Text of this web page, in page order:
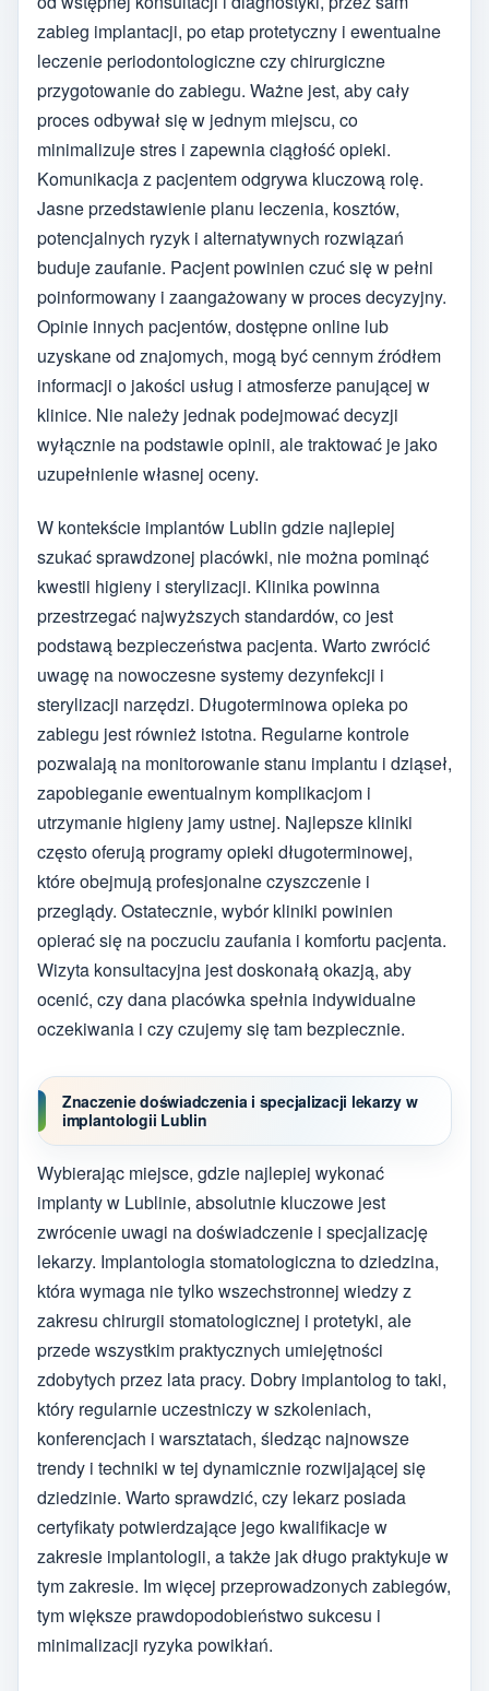
zabieg implantacji, po etap protetyczny i ewentualne
leczenie periodontologiczne czy chirurgiczne
przygotowanie do zabiegu. Ważne jest, aby cały
proces odbywał się w jednym miejscu, co
minimalizuje stres i zapewnia ciągłość opieki.
Komunikacja z pacjentem odgrywa kluczową rolę.
Jasne przedstawienie planu leczenia, kosztów,
potencjalnych ryzyk i alternatywnych rozwiązań
buduje zaufanie. Pacjent powinien czuć się w pełni
poinformowany i zaangażowany w proces decyzyjny.
Opinie innych pacjentów, dostępne online lub
uzyskane od znajomych, mogą być cennym źródłem
informacji o jakości usług i atmosferze panującej w
klinice. Nie należy jednak podejmować decyzji
wyłącznie na podstawie opinii, ale traktować je jako
uzupełnienie własnej oceny.
W kontekście implantów Lublin gdzie najlepiej
szukać sprawdzonej placówki, nie można pominąć
kwestii higieny i sterylizacji. Klinika powinna
przestrzegać najwyższych standardów, co jest
podstawą bezpieczeństwa pacjenta. Warto zwrócić
uwagę na nowoczesne systemy dezynfekcji i
sterylizacji narzędzi. Długoterminowa opieka po
zabiegu jest również istotna. Regularne kontrole
pozwalają na monitorowanie stanu implantu i dziąseł,
zapobieganie ewentualnym komplikacjom i
utrzymanie higieny jamy ustnej. Najlepsze kliniki
często oferują programy opieki długoterminowej,
które obejmują profesjonalne czyszczenie i
przeglądy. Ostatecznie, wybór kliniki powinien
opierać się na poczuciu zaufania i komfortu pacjenta.
Wizyta konsultacyjna jest doskonałą okazją, aby
ocenić, czy dana placówka spełnia indywidualne
oczekiwania i czy czujemy się tam bezpiecznie.
Znaczenie doświadczenia i specjalizacji lekarzy w
implantologii Lublin
Wybierając miejsce, gdzie najlepiej wykonać
implanty w Lublinie, absolutnie kluczowe jest
zwrócenie uwagi na doświadczenie i specjalizację
lekarzy. Implantologia stomatologiczna to dziedzina,
która wymaga nie tylko wszechstronnej wiedzy z
zakresu chirurgii stomatologicznej i protetyki, ale
przede wszystkim praktycznych umiejętności
zdobytych przez lata pracy. Dobry implantolog to taki,
który regularnie uczestniczy w szkoleniach,
konferencjach i warsztatach, śledząc najnowsze
trendy i techniki w tej dynamicznie rozwijającej się
dziedzinie. Warto sprawdzić, czy lekarz posiada
certyfikaty potwierdzające jego kwalifikacje w
zakresie implantologii, a także jak długo praktykuje w
tym zakresie. Im więcej przeprowadzonych zabiegów,
tym większe prawdopodobieństwo sukcesu i
minimalizacji ryzyka powikłań.